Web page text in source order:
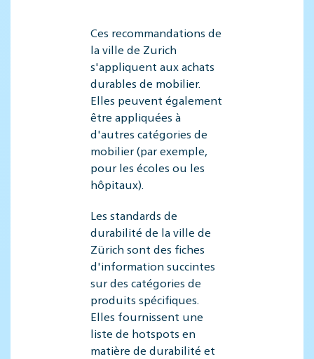
Ces recommandations de
la ville de Zurich
s'appliquent aux achats
durables de mobilier.
Elles peuvent également
être appliquées à
d'autres catégories de
mobilier (par exemple,
pour les écoles ou les
hôpitaux).
Les standards de
durabilité de la ville de
Zürich sont des fiches
d'information succintes
sur des catégories de
produits spécifiques.
Elles fournissent une
liste de hotspots en
matière de durabilité et